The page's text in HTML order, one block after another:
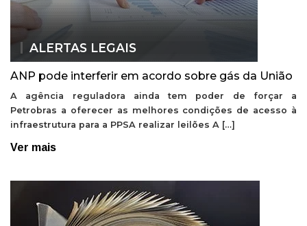
ALERTAS LEGAIS
ANP pode interferir em acordo sobre gás da União
A agência reguladora ainda tem poder de forçar a
Petrobras a oferecer as melhores condições de acesso à
infraestrutura para a PPSA realizar leilões A […]
Ver mais